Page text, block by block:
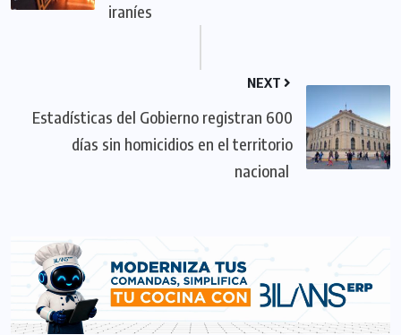
iraníes
NEXT
Estadísticas del Gobierno registran 600
días sin homicidios en el territorio
nacional